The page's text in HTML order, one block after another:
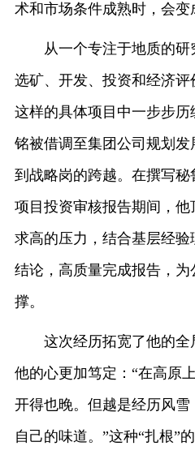
术和市场条件成熟时，会变
从一个专注于地质的研
选矿、开发、投资和经济
这样的具体项目中一步步
铭被借调至集团公司规划
到战略岗的跨越。在撰写
项目投资审核报告期间，
求高的压力，结合基层经
结论，高质量完成报告，
撑。
这次经历拓宽了他的全
他的心更加笃定：“在高原
开得也晚。但越是经历风
自己的味道。”这种“扎根”